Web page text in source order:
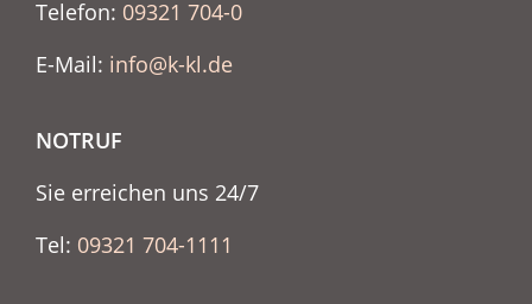
Telefon: 09321 704-0
E-Mail: info@k-kl.de
NOTRUF
Sie erreichen uns 24/7
Tel: 09321 704-1111